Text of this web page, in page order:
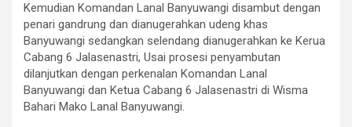
Kemudian Komandan Lanal Banyuwangi disambut dengan
penari gandrung dan dianugerahkan udeng khas
Banyuwangi sedangkan selendang dianugerahkan ke Kerua
Cabang 6 Jalasenastri, Usai prosesi penyambutan
dilanjutkan dengan perkenalan Komandan Lanal
Banyuwangi dan Ketua Cabang 6 Jalasenastri di Wisma
Bahari Mako Lanal Banyuwangi.